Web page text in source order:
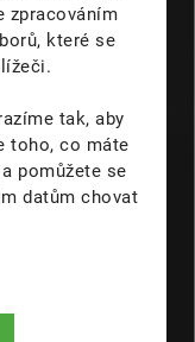
zpracováním
které se
tak, aby
toho, co máte
pomůžete se
datům chovat
o nových